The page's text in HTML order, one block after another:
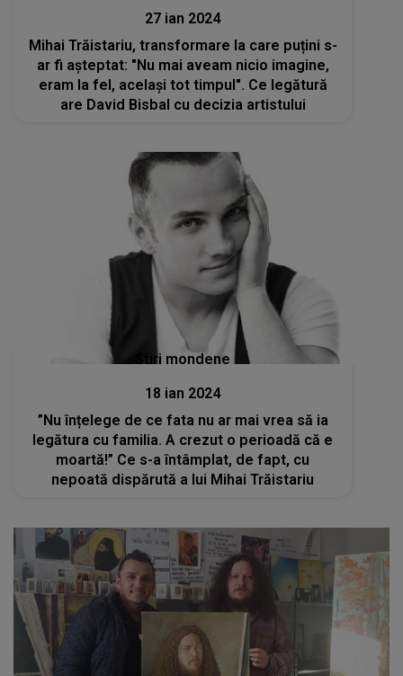
27 ian 2024
Mihai Trăistariu, transformare la care puțini s-
ar fi așteptat: "Nu mai aveam nicio imagine,
eram la fel, același tot timpul". Ce legătură
are David Bisbal cu decizia artistului
Stiri mondene
18 ian 2024
”Nu înțelege de ce fata nu ar mai vrea să ia
legătura cu familia. A crezut o perioadă că e
moartă!” Ce s-a întâmplat, de fapt, cu
nepoată dispărută a lui Mihai Trăistariu